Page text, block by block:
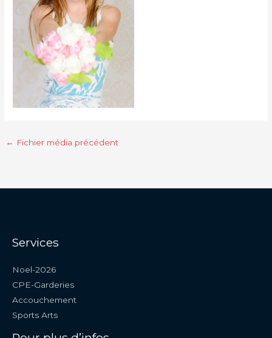
← Fichier média précédent
Services
Noel-2026
CPE-Garderies
Accouchement
Sports Arts